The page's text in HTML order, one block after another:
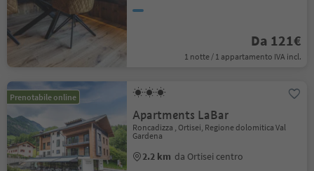
Da 121€
1 notte / 1 appartamento IVA incl.
Prenotabile online
Apartments LaBar
Roncadizza , Ortisei, Regione dolomitica Val
Gardena
2.2 km da Ortisei centro